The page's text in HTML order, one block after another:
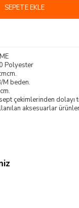
SEPETE EKLE
Polyester
M beden.
çekimlerinden dolayı
aksesuarlar